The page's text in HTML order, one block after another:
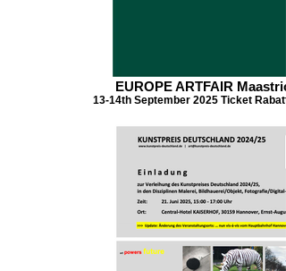
EUROPE ARTFAIR
13-14th September 2025 Ticket Rabatt